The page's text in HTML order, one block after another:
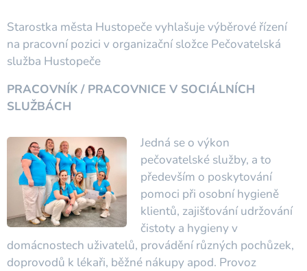
Starostka města Hustopeče vyhlašuje výběrové řízení
na pracovní pozici v organizační složce Pečovatelská
služba Hustopeče
PRACOVNÍK / PRACOVNICE V SOCIÁLNÍCH
SLUŽBÁCH
Jedná se o výkon
pečovatelské služby, a to
především o poskytování
pomoci při osobní hygieně
klientů, zajišťování udržování
čistoty a hygieny v
domácnostech uživatelů, provádění různých pochůzek,
doprovodů k lékaři, běžné nákupy apod. Provoz